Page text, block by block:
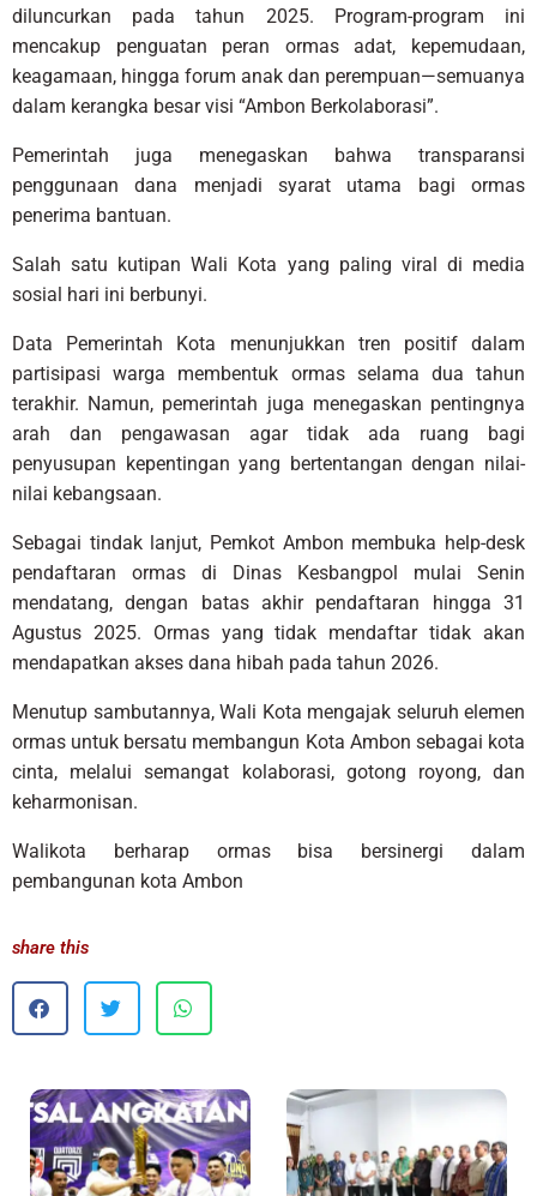
diluncurkan pada tahun 2025. Program-program ini
mencakup penguatan peran ormas adat, kepemudaan,
keagamaan, hingga forum anak dan perempuan—semuanya
dalam kerangka besar visi “Ambon Berkolaborasi”.
Pemerintah juga menegaskan bahwa transparansi
penggunaan dana menjadi syarat utama bagi ormas
penerima bantuan.
Salah satu kutipan Wali Kota yang paling viral di media
sosial hari ini berbunyi.
Data Pemerintah Kota menunjukkan tren positif dalam
partisipasi warga membentuk ormas selama dua tahun
terakhir. Namun, pemerintah juga menegaskan pentingnya
arah dan pengawasan agar tidak ada ruang bagi
penyusupan kepentingan yang bertentangan dengan nilai-
nilai kebangsaan.
Sebagai tindak lanjut, Pemkot Ambon membuka help-desk
pendaftaran ormas di Dinas Kesbangpol mulai Senin
mendatang, dengan batas akhir pendaftaran hingga 31
Agustus 2025. Ormas yang tidak mendaftar tidak akan
mendapatkan akses dana hibah pada tahun 2026.
Menutup sambutannya, Wali Kota mengajak seluruh elemen
ormas untuk bersatu membangun Kota Ambon sebagai kota
cinta, melalui semangat kolaborasi, gotong royong, dan
keharmonisan.
Walikota berharap ormas bisa bersinergi dalam
pembangunan kota Ambon
share this